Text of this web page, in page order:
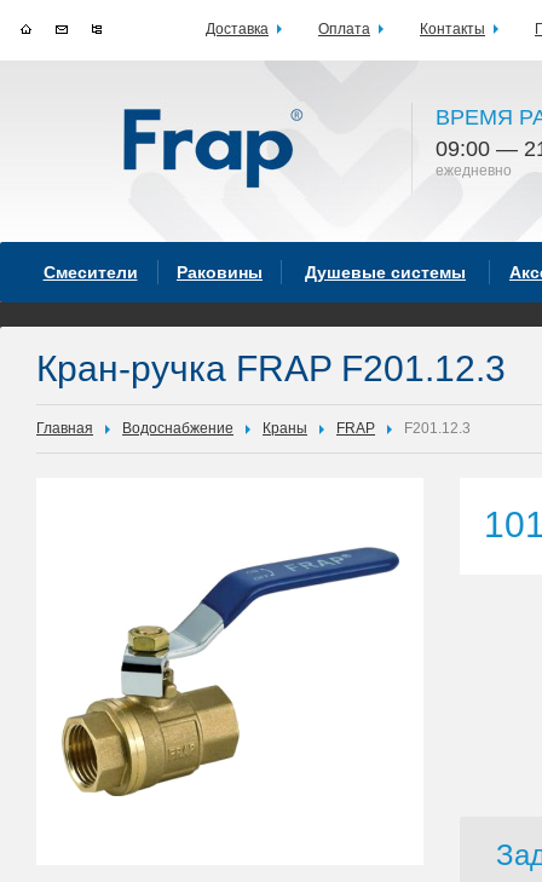
ВРЕМЯ
09:00 —
ежедневно
Смесители Раковины Душевые системы
Кран-ручка FRAP F201.12.3
Главная Водоснабжение Краны FRAP F201.12.3
Доставка Оплата Контакты